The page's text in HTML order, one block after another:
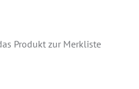
Produkt zur Merkliste